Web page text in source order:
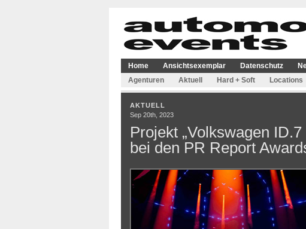
Home Ansichtsexemplar Datenschutz
Agenturen
Aktuell Hard + Soft Locations
AKTUELL
Sep 20th, 2023
Projekt „Volkswagen
bei den PR Report